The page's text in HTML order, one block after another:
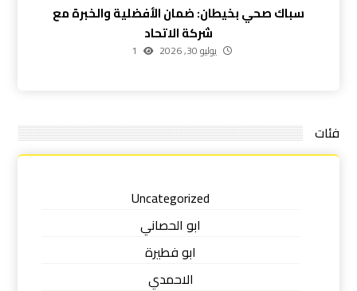
سباك صحي بخيطان: ضمان الأفضلية والخبرة مع
شركة الاتحاد
يوليو 30, 2026 1
فئات
Uncategorized
ابو الحصاني
ابو فطيرة
الاحمدي